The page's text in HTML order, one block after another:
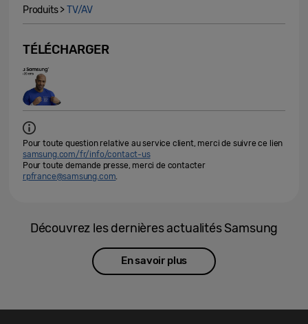
Produits >TV/AV
TÉLÉCHARGER
Pour toute question relative au service client, merci de suivre ce lien
samsung.com/fr/info/contact-us
Pour toute demande presse, merci de contacter
rpfrance@samsung.com
Découvrez les dernières actualités Samsung
En savoir plus